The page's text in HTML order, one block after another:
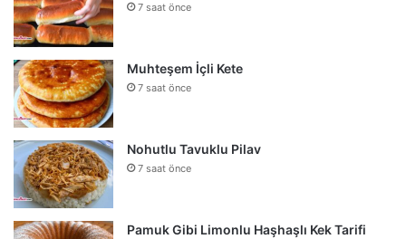
7 saat önce
Muhteşem İçli Kete
7 saat önce
Nohutlu Tavuklu Pilav
7 saat önce
Pamuk Gibi Limonlu Haşhaşlı Kek Tarifi